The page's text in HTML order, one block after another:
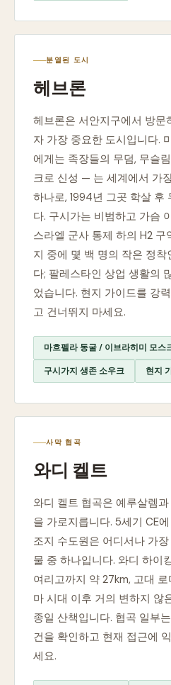
분열된 도시
헤브론
헤브론은 서안지구에서 방문
자 가장 중요한 도시입니다.
에게는 족장들의 무덤, 무슬
크로 신성 — 는 세계에서 가
하나로, 1994년 그곳 학살 후
다. 구시가는 비범하고 가슴
스라엘 군사 통제 하의 H2 구
지 중에 몇 백 명의 작은 정착
다; 팔레스타인 상업 생활의
었습니다. 현지 가이드를 강
고 건너뛰지 마세요.
마흐펠라 동굴 / 이브라히미 모스
구시가지 생존 소우크 현지
사막 협곡
와디 켈트
와디 켈트 협곡은 예루살렘과
을 가로지릅니다. 5세기 CE
조지 수도원은 어디서나 가장
물 중 하나입니다. 와디 하이
여리고까지 약 27km, 고대
마 시대 이후 거의 변하지 않
종일 산책입니다. 협곡 일부
건을 확인하고 현재 접근에
세요.